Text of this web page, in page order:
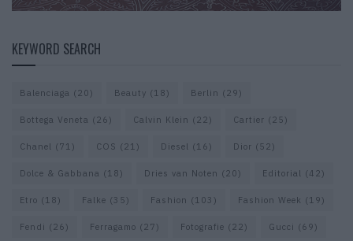
KEYWORD SEARCH
Balenciaga (20) Beauty (18) Berlin (29)
Bottega Veneta (26) Calvin Klein (22) Cartier (25)
Chanel (71) COS (21) Diesel (16) Dior (52)
Dolce & Gabbana (18) Dries van Noten (20) Editorial (42)
Etro (18) Falke (35) Fashion (103) Fashion Week (19)
Fendi (26) Ferragamo (27) Fotografie (22) Gucci (69)